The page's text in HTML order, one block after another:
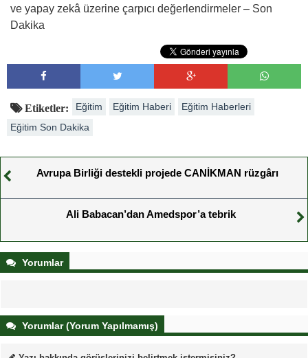
ve yapay zekâ üzerine çarpıcı değerlendirmeler – Son
Dakika
Etiketler: Eğitim Eğitim Haberi
Eğitim Haberleri
Eğitim Son Dakika
Avrupa Birliği destekli projede CANİKMAN rüzgârı
Ali Babacan’dan Amedspor’a tebrik
Yorumlar
Yorumlar (Yorum Yapılmamış)